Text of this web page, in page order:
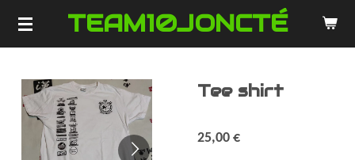
Passer
principal
TEAM10JONCTÉ
Tee shirt
25,00 €